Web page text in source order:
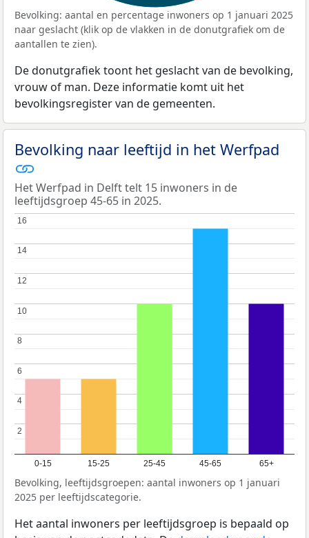
Bevolking: aantal en percentage inwoners op 1 januari 2025
naar geslacht (klik op de vlakken in de donutgrafiek om de
aantallen te zien).
De donutgrafiek toont het geslacht van de bevolking,
vrouw of man. Deze informatie komt uit het
bevolkingsregister van de gemeenten.
Bevolking naar leeftijd in het Werfpad
Het Werfpad in Delft telt 15 inwoners in de
leeftijdsgroep 45-65 in 2025.
0-15 15-25 25-45 45-65 65+
2
2
4
4
6
6
8
8
10
10
12
12
14
14
16
16
Bevolking, leeftijdsgroepen: aantal inwoners op 1 januari
2025 per leeftijdscategorie.
Het aantal inwoners per leeftijdsgroep is bepaald op